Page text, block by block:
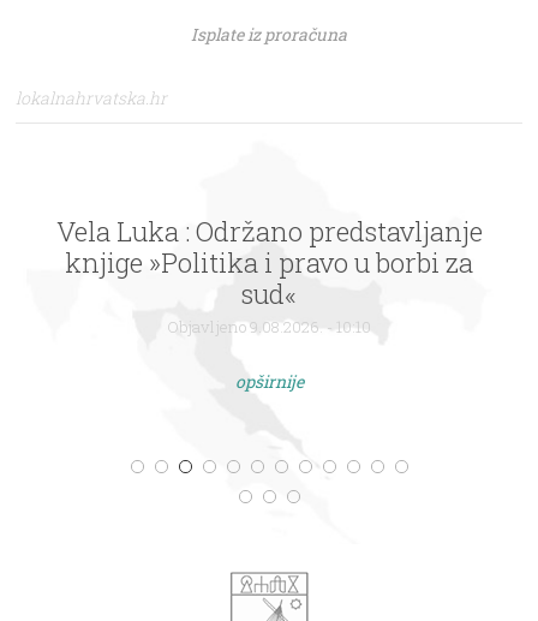
Isplate iz proračuna
lokalnahrvatska.hr
Vela Luka : Održano predstavljanje
knjige »Politika i pravo u borbi za
sud«
Objavljeno 9.08.2026. - 10:10
opširnije